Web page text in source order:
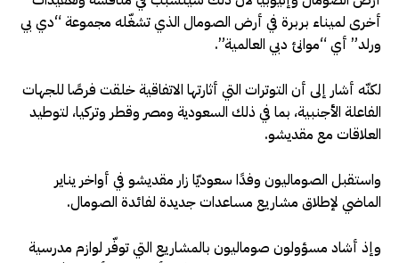
أخرى لميناء بربرة في أرض الصومال الذي تشغّله مجموعة “دي بي
ورلد” أي “موانئ دبي العالمية”.
لكنّه أشار إلى أن التوترات التي أثارتها الاتفاقية خلقت فرصًا للجهات
الفاعلة الأجنبية، بما في ذلك السعودية ومصر وقطر وتركيا، لتوطيد
العلاقات مع مقديشو.
واستقبل الصوماليون وفدًا سعوديّا زار مقديشو في أواخر يناير
الماضي لإطلاق مشاريع مساعدات جديدة لفائدة الصومال.
وإذ أشاد مسؤولون صوماليون بالمشاريع التي توفّر لوازم مدرسية